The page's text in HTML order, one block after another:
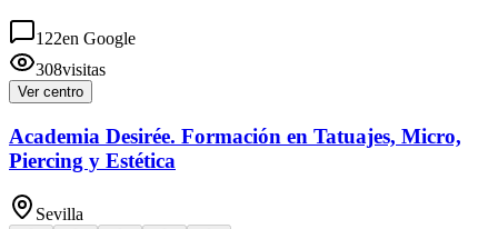
122en Google
308visitas
Ver centro
Academia Desirée. Formación en Tatuajes, Micro,
Piercing y Estética
Sevilla